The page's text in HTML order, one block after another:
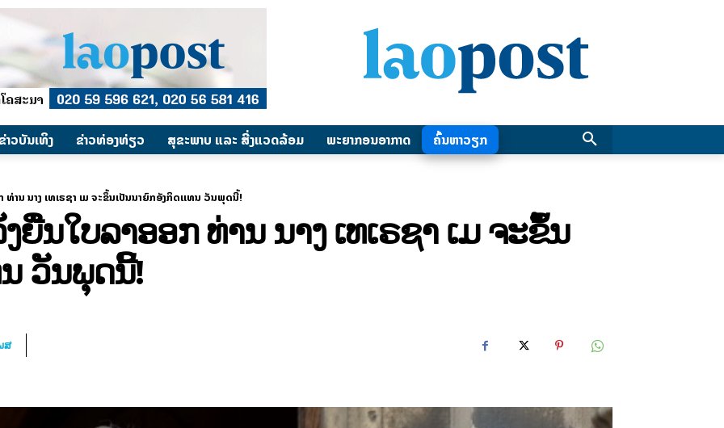
າວບັນເທິງ ​ຂ່າວທ່ອງທ່ຽວ ສຸຂະພາບ ແລະ ສີ່ງແວດລ້ອມ ພະຍາກອນອາກາດ ຄົ້ນຫາວຽກ
ທ່ານ ນາງ ເທເຣຊາ ເມ ຈະຂຶ້ນເປັນນາຍົກອັງກິດແທນ ວັນພຸດນີ້!
ຍື່ນໃບລາອອກ ທ່ານ ນາງ ເທເຣຊາ ເມ ຈະຂຶ້ນ
ວັນພຸດນີ້!
ສ